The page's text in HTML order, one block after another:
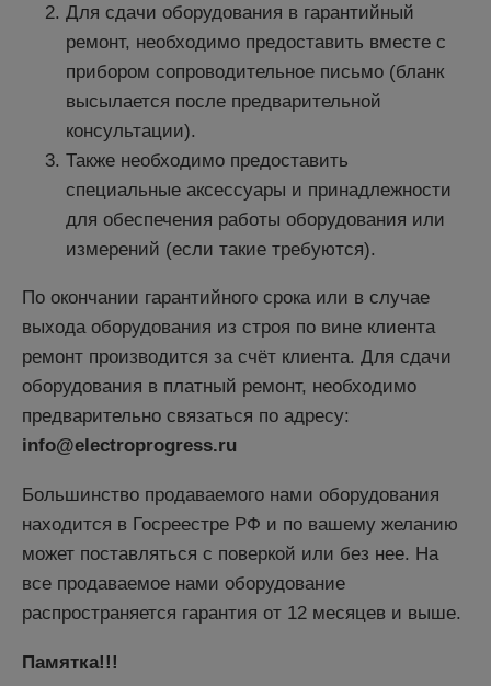
Для сдачи оборудования в гарантийный
ремонт, необходимо предоставить вместе с
прибором сопроводительное письмо (бланк
высылается после предварительной
консультации).
Также необходимо предоставить
специальные аксессуары и принадлежности
для обеспечения работы оборудования или
измерений (если такие требуются).
По окончании гарантийного срока или в случае
выхода оборудования из строя по вине клиента
ремонт производится за счёт клиента. Для сдачи
оборудования в платный ремонт, необходимо
предварительно связаться по адресу:
info@electroprogress.ru
Большинство продаваемого нами оборудования
находится в Госреестре РФ и по вашему желанию
может поставляться с поверкой или без нее. На
все продаваемое нами оборудование
распространяется гарантия от 12 месяцев и выше.
Памятка!!!